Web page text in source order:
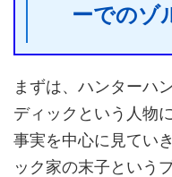
ーでのゾ
まずは、ハンターハ
ディックという人物
事実を中心に見てい
ック家の末子という